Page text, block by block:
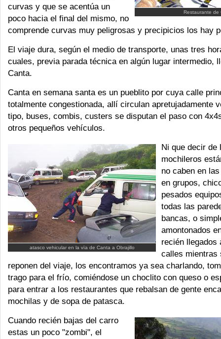
Restaurante de
curvas y que se acentúa un
poco hacia el final del mismo, no
comprende curvas muy peligrosas y precipicios los hay
El viaje dura, según el medio de transporte, unas tres
cuales, previa parada técnica en algún lugar intermedio,
Canta.
Canta en semana santa es un pueblito por cuya calle
totalmente congestionada, allí circulan apretujadamente
tipo, buses, combis, custers se disputan el paso con
otros pequeños vehículos.
atasco vehicular en la vïa de Canta a Obrajillo
Ni que decir de
mochileros
no caben en
en grupos,
pesados
todas las
bancas, o
amontonados
recién llegados
calles mientras
reponen del viaje, los encontramos ya sea charlando,
trago para el frío, comiéndose un choclito con queso o
para entrar a los restaurantes que rebalsan de gente
mochilas y de sopa de patasca.
Cuando recién bajas del carro
estas un poco "zombi", el